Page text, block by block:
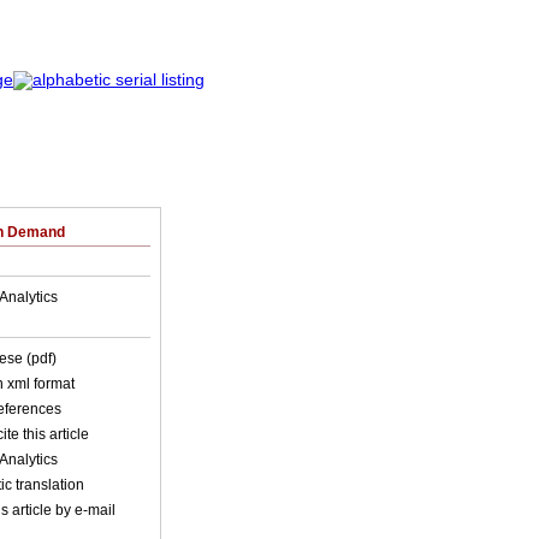
Demand
(pdf)
xml format
this article
translation
article by e-mail